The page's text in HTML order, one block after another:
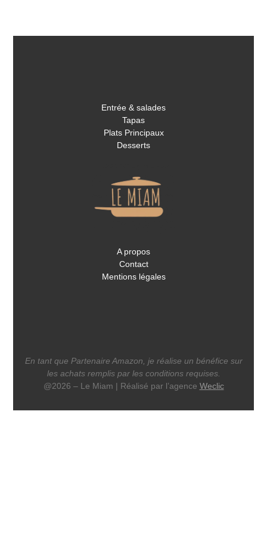
Entrée & salades
Tapas
Plats Principaux
Desserts
A propos
Contact
Mentions légales
En tant que Partenaire Amazon, je réalise un bénéfice sur
les achats remplis par les conditions requises.
@2026 – Le Miam | Réalisé par l’agence Weclic